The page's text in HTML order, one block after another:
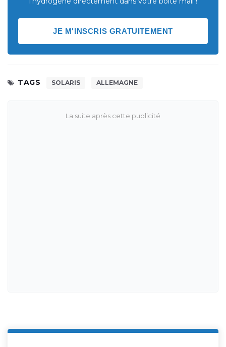
JE M'INSCRIS GRATUITEMENT
TAGS SOLARIS ALLEMAGNE